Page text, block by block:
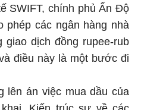
SWIFT, chính phủ Ấn Độ
phép các ngân hàng nhà
dịch đồng rupee-rub
điều này là một bước đi
lên án việc mua dầu của